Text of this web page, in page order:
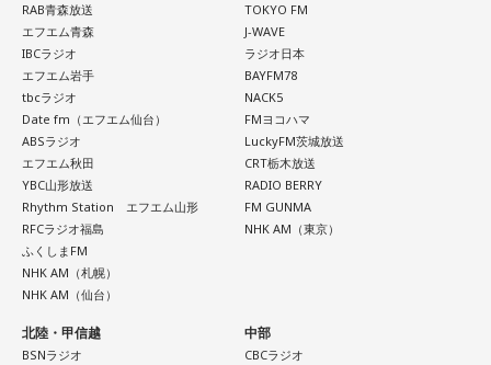
福田：そういう見方も当然ありますし、それができれば一番
いいと思うのですが、森保監督は帰国後の会見で「戦術は後
出しジャンケンだ」と言っていたんです。どういうことかと
いうと、自分たちが変えたら相手がまた変えてくる、それに
対してまた変えていかなきゃならない。ベンチでその都度
（戦術を）言い続けても、向こうが変えてきたら、その変化
に対して変化しなきゃいけない。「こういうやり方をしま
す」「だったらこう対応します」と。
そうすると、対応された側がまた変えてくるんですよ、それ
も試合中に。ですから、ベンチからでも戦術や戦略はある程
度言えますけど、ピッチのなかで選手たちがそれを感じて、
要なんです。
RAB青森放送
エフエム青森
IBCラジオ
エフエム岩手
tbcラジオ
Date fm（エフエム仙台）
ABSラジオ
エフエム秋田
YBC山形放送
Rhythm Station エフエム山形
RFCラジオ福島
ふくしまFM
NHK AM（札幌）
NHK AM（仙台）
TOKYO FM
J-WAVE
ラジオ日本
BAYFM78
NACK5
FMヨコハマ
LuckyFM茨城放送
CRT栃木放送
RADIO BERRY
FM GUNMA
NHK AM（東京）
北陸・甲信越
BSNラジオ
中部
CBCラジオ